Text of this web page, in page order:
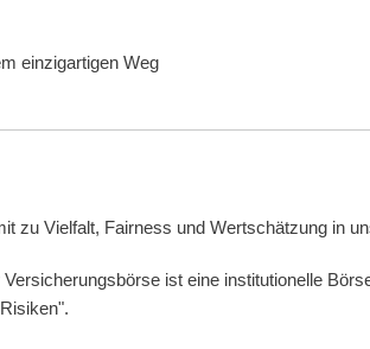
einzigartigen Weg
zu Vielfalt, Fairness und Wertschätzung in
ist eine institutionelle